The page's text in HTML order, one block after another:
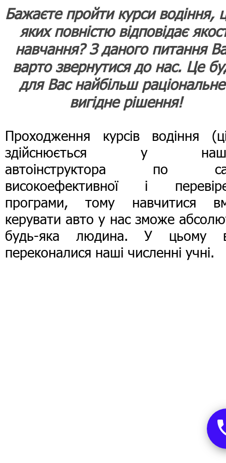
Бажаєте пройти курси водіння,
яких повністю відповідає
навчання? З даного питання
варто звернутися до нас. Це
для Вас найбільш раціональне
вигідне рішення!
Проходження курсів водіння
здійснюється у
автоінструктора по
високоефективної і
програми, тому навчитися
керувати авто у нас зможе
будь-яка людина. У цьому
переконалися наші численні учні.